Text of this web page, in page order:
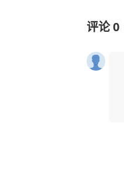
评论0